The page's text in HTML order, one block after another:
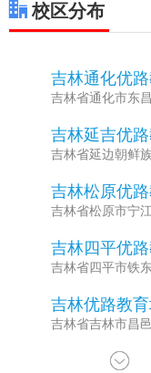
校区分布
吉林通化优
吉林省通化市东
吉林延吉优
吉林省延边朝鲜
吉林松原优
吉林省松原市宁
吉林四平优
吉林省四平市铁
吉林优路教
吉林省吉林市昌
吉林长春优